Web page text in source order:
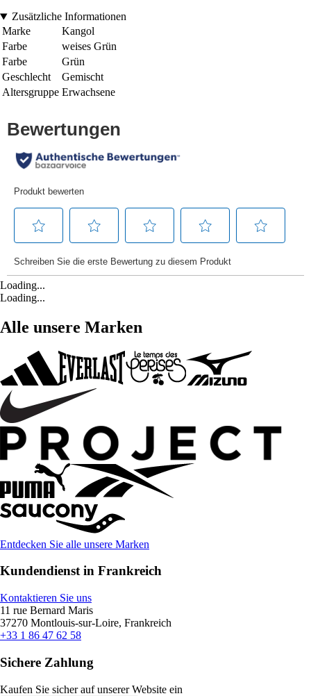
Zusätzliche Informationen
Marke
Kangol
Farbe
weises Grün
Farbe
Grün
Geschlecht
Gemischt
Altersgruppe Erwachsene
Loading...
Loading...
Alle unsere Marken
Entdecken Sie alle unsere Marken
Kundendienst in Frankreich
Kontaktieren Sie uns
11 rue Bernard Maris
37270 Montlouis-sur-Loire, Frankreich
+33 1 86 47 62 58
Sichere Zahlung
Kaufen Sie sicher auf unserer Website ein